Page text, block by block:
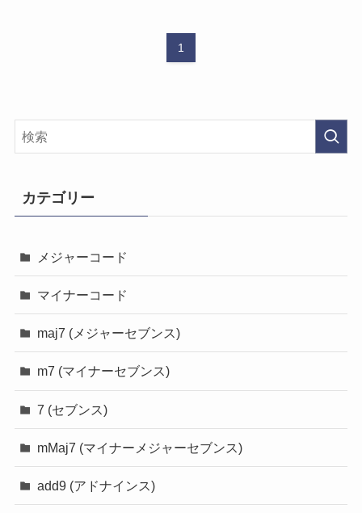
1
カテゴリー
メジャーコード
マイナーコード
maj7 (メジャーセブンス)
m7 (マイナーセブンス)
7 (セブンス)
mMaj7 (マイナーメジャーセブンス)
add9 (アドナインス)